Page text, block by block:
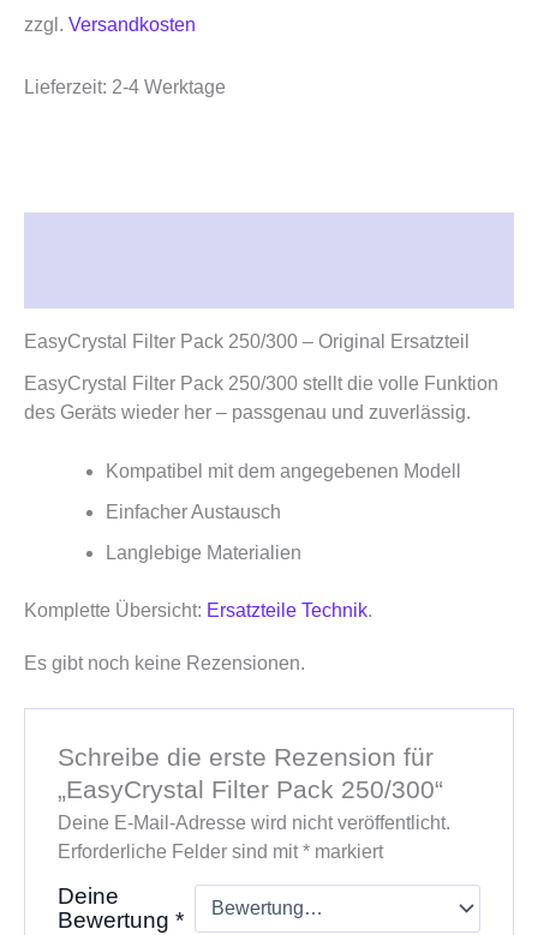
zzgl. Versandkosten
Lieferzeit: 2-4 Werktage
EasyCrystal Filter Pack 250/300 – Original Ersatzteil
EasyCrystal Filter Pack 250/300 stellt die volle Funktion
des Geräts wieder her – passgenau und zuverlässig.
Kompatibel mit dem angegebenen Modell
Einfacher Austausch
Langlebige Materialien
Komplette Übersicht: Ersatzteile Technik.
Es gibt noch keine Rezensionen.
Schreibe die erste Rezension für
„EasyCrystal Filter Pack 250/300“
Deine E-Mail-Adresse wird nicht veröffentlicht.
Erforderliche Felder sind mit*markiert
Deine
Bewertung *